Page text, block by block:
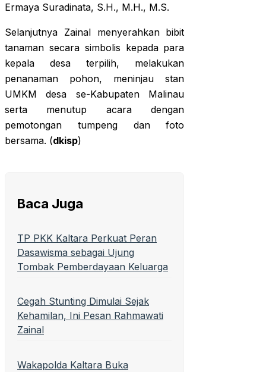
Ermaya Suradinata, S.H., M.H., M.S.
Selanjutnya Zainal menyerahkan bibit
tanaman secara simbolis kepada para
kepala desa terpilih, melakukan
penanaman pohon, meninjau stan
UMKM desa se-Kabupaten Malinau
serta menutup acara dengan
pemotongan tumpeng dan foto
bersama. (dkisp)
Baca Juga
TP PKK Kaltara Perkuat Peran
Dasawisma sebagai Ujung
Tombak Pemberdayaan Keluarga
Cegah Stunting Dimulai Sejak
Kehamilan, Ini Pesan Rahmawati
Zainal
Wakapolda Kaltara Buka